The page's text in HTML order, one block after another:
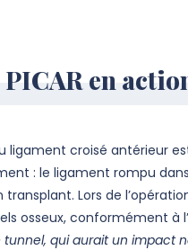
en
ligament croisé antérieur
: le ligament rompu
Lors de
osseux, conformément à
qui aurait un impact